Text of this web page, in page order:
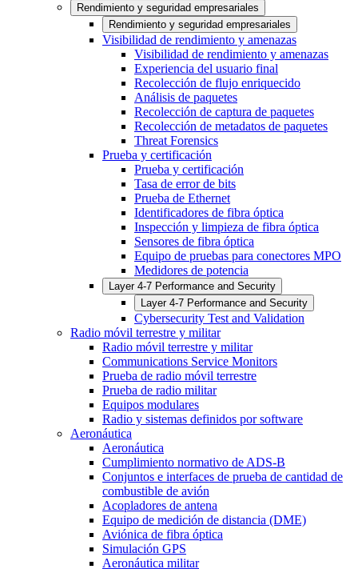
Rendimiento y seguridad empresariales
Rendimiento y seguridad empresariales
Visibilidad de rendimiento y amenazas
Visibilidad de rendimiento y amenazas
Experiencia del usuario final
Recolección de flujo enriquecido
Análisis de paquetes
Recolección de captura de paquetes
Recolección de metadatos de paquetes
Threat Forensics
Prueba y certificación
Prueba y certificación
Tasa de error de bits
Prueba de Ethernet
Identificadores de fibra óptica
Inspección y limpieza de fibra óptica
Sensores de fibra óptica
Equipo de pruebas para conectores MPO
Medidores de potencia
Layer 4-7 Performance and Security
Layer 4-7 Performance and Security
Cybersecurity Test and Validation
Radio móvil terrestre y militar
Radio móvil terrestre y militar
Communications Service Monitors
Prueba de radio móvil terrestre
Prueba de radio militar
Equipos modulares
Radio y sistemas definidos por software
Aeronáutica
Aeronáutica
Cumplimiento normativo de ADS-B
Conjuntos e interfaces de prueba de cantidad de
combustible de avión
Acopladores de antena
Equipo de medición de distancia (DME)
Aviónica de fibra óptica
Simulación GPS
Aeronáutica militar